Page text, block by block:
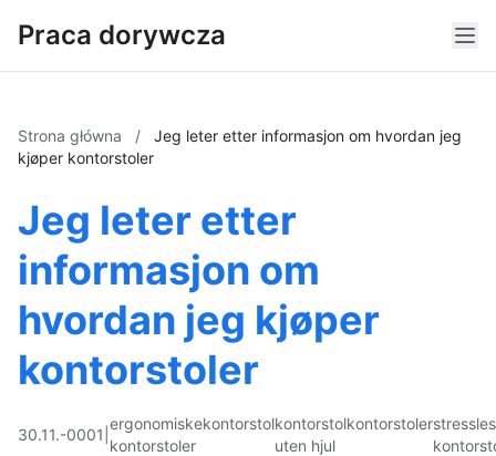
Praca dorywcza
Strona główna /
Jeg leter etter informasjon om hvordan jeg
kjøper kontorstoler
Jeg leter etter
informasjon om
hvordan jeg kjøper
kontorstoler
30.11.-0001
ergonomiske
kontorstoler
kontorstolkontorstol
uten hjul
kontorstoler